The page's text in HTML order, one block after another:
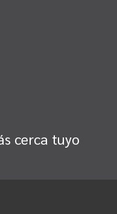
cerca tuyo